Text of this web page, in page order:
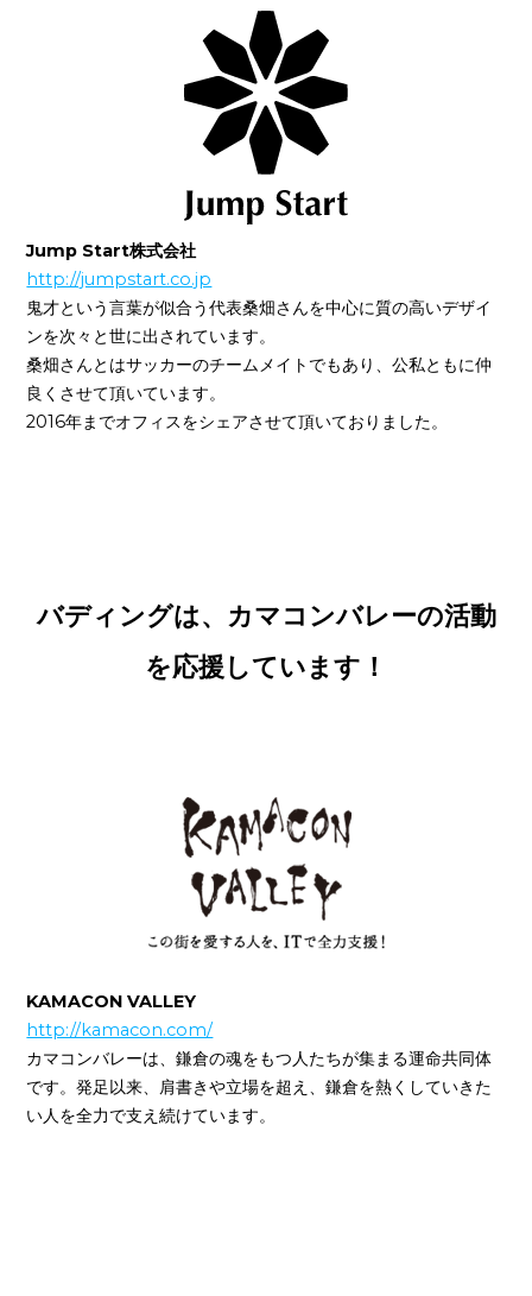
Jump Start株式会社
http://jumpstart.co.jp
鬼才という言葉が似合う代表桑畑さんを中心に質の高いデザイ
ンを次々と世に出されています。
桑畑さんとはサッカーのチームメイトでもあり、公私ともに仲
良くさせて頂いています。
2016年までオフィスをシェアさせて頂いておりました。
バディングは、カマコンバレーの活動
を応援しています！
KAMACON VALLEY
http://kamacon.com/
カマコンバレーは、鎌倉の魂をもつ人たちが集まる運命共同体
です。発足以来、肩書きや立場を超え、鎌倉を熱くしていきた
い人を全力で支え続けています。